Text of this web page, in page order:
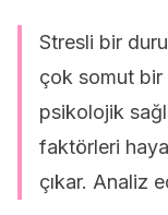
Stresli bir
çok somut
psikolojik
faktörleri
çıkar. Analiz